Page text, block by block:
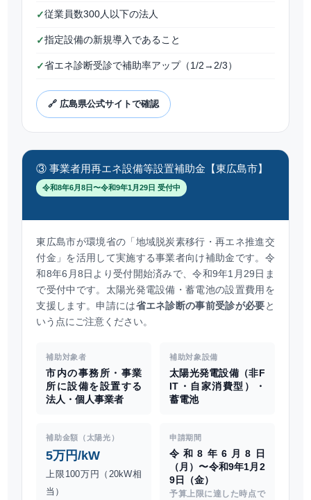
✓従業員数300人以下の法人
✓指定設備の新規導入であること
✓省エネ診断受診で補助率アップ（1/2→2/3）
🔗 広島県公式サイトで確認
③ 事業者用再エネ設備等設置補助金【東広島市】
令和8年6月8日〜令和9年1月29日 受付中
東広島市が環境省の「地域脱炭素移行・再エネ推進交
付金」を活用して実施する事業者向け補助金です。令
和8年6月8日より受付開始済みで、令和9年1月29日ま
で受付中です。太陽光発電設備・蓄電池の設置費用を
支援します。申請には省エネ診断の事前受診が必要 と
いう点にご注意ください。
補助対象者
市内の事務所・事業
所に設備を設置する
法人・個人事業者
補助対象設備
太陽光発電設備（非F
IT・自家消費型）・
蓄電池
補助金額（太陽光）
5万円/kW
上限100万円（20kW相
当）
申請期間
令和8年6月8日
（月）〜令和9年1月2
9日（金）
予算上限に達した時点で